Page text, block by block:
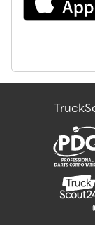
نقل الحليب
أموال مدرعة
ناقل الزجاج